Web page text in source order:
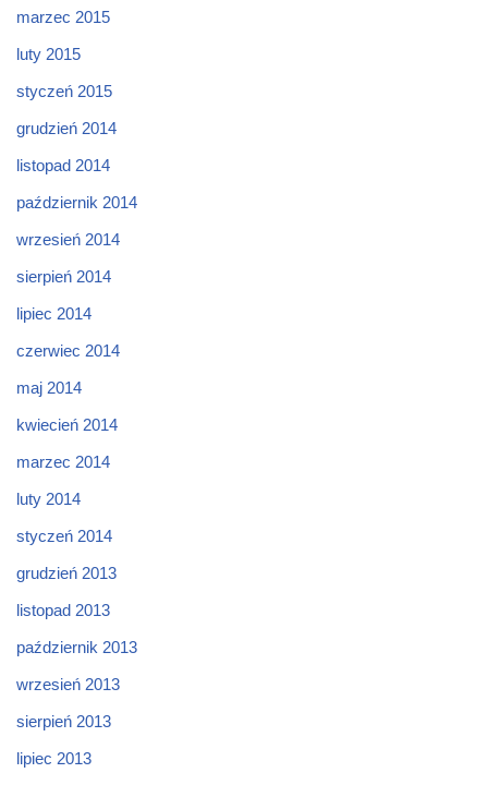
marzec 2015
luty 2015
styczeń 2015
grudzień 2014
listopad 2014
październik 2014
wrzesień 2014
sierpień 2014
lipiec 2014
czerwiec 2014
maj 2014
kwiecień 2014
marzec 2014
luty 2014
styczeń 2014
grudzień 2013
listopad 2013
październik 2013
wrzesień 2013
sierpień 2013
lipiec 2013